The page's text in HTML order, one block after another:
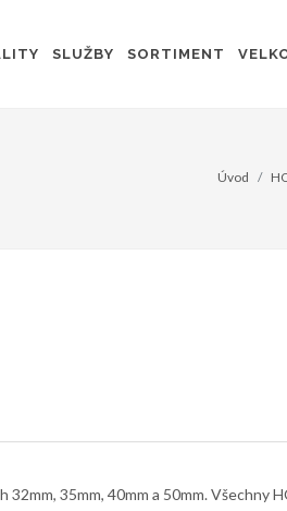
SLUŽBY SORTIMENT
Úvod
35mm, 40mm a 50mm. Všechny